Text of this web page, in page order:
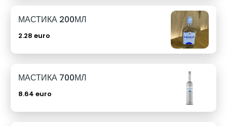
МАСТИКА 200МЛ
2.28 euro
МАСТИКА 700МЛ
8.64 euro